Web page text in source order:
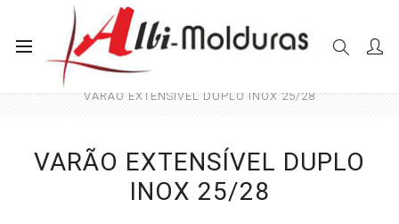
Início
VARÃO EXTENSÍVEL DUPLO INOX 25/28
VARÃO EXTENSÍVEL DUPLO
INOX 25/28